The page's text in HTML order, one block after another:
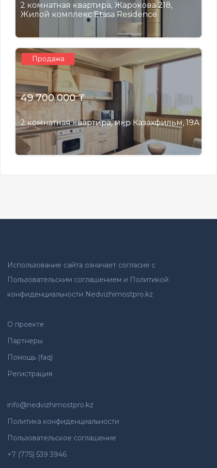
2 комнатная квартира, Жарокова 218,
Жилой комплекс Etasa Residence
Продажа
49 700 000 ₸
2 комнатная квартира, мкр Казахфильм, 19А
Использование сайта означает согласие с
Пользовательским соглашением и Политикой
конфиденциальности Nedvizhimostpro.kz
О проекте
Партнеры
Помощь (faq)
Регистрация
info@nedvizhimostpro.kz
Политика конфиденциальности
Пользовательское соглашение
+7 (775) 539 3946